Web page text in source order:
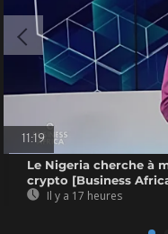
11:19
Le Nigeria cherche à
crypto [Business
Il y a 17 heures